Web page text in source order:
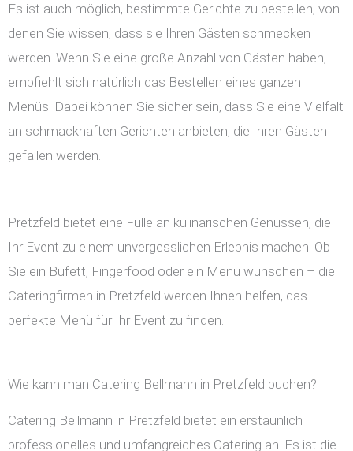
Es ist auch möglich, bestimmte Gerichte zu bestellen, von
denen Sie wissen, dass sie Ihren Gästen schmecken
werden. Wenn Sie eine große Anzahl von Gästen haben,
empfiehlt sich natürlich das Bestellen eines ganzen
Menüs. Dabei können Sie sicher sein, dass Sie eine Vielfalt
an schmackhaften Gerichten anbieten, die Ihren Gästen
gefallen werden.
Pretzfeld bietet eine Fülle an kulinarischen Genüssen, die
Ihr Event zu einem unvergesslichen Erlebnis machen. Ob
Sie ein Büfett, Fingerfood oder ein Menü wünschen – die
Cateringfirmen in Pretzfeld werden Ihnen helfen, das
perfekte Menü für Ihr Event zu finden.
Wie kann man Catering Bellmann in Pretzfeld buchen?
Catering Bellmann in Pretzfeld bietet ein erstaunlich
professionelles und umfangreiches Catering an. Es ist die